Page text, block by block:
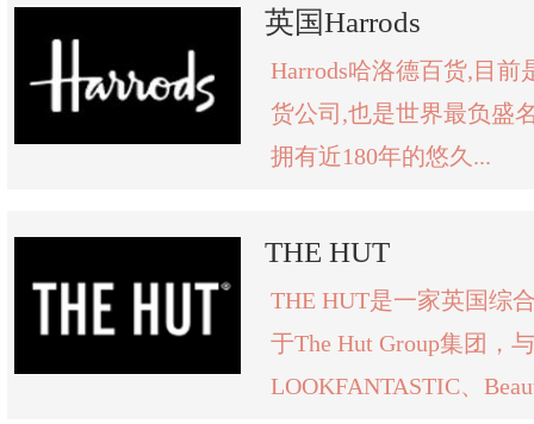
英国Harrods
Harrods哈洛德百货,目前
货公司,也是世界最负盛
拥有近180年的悠久...
THE HUT
THE HUT是一家英国综
于The Hut Group集团，与
LOOKFANTASTIC、